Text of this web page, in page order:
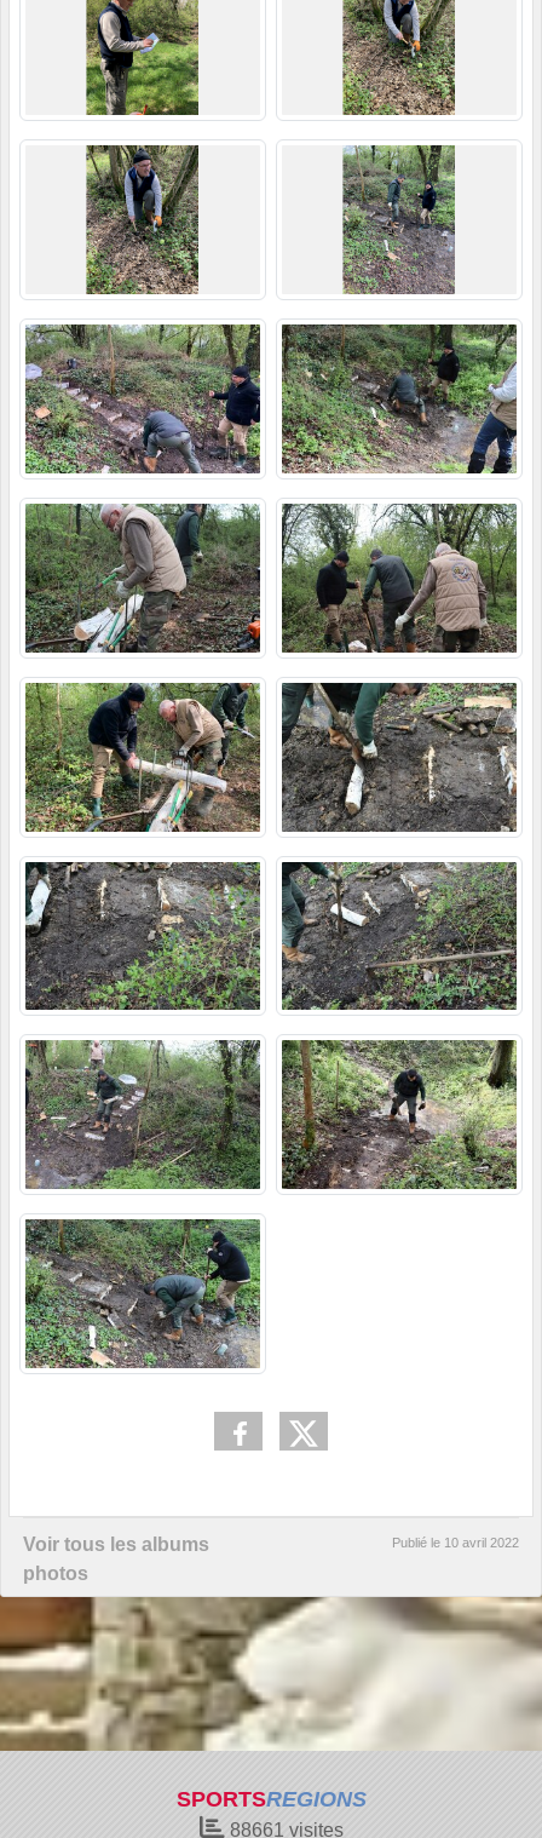
Voir tous les albums
photos
Publié le 10 avril 2022
SPORTSREGIONS
88661 visites